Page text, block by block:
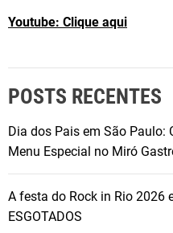
Youtube: Clique aqui
POSTS RECENTES
Dia dos Pais em São Paulo:
Menu Especial no Miró
A festa do Rock in Rio 2026
ESGOTADOS